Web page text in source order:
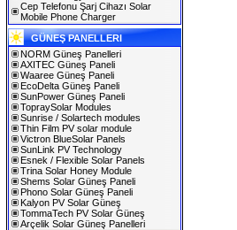
Cep Telefonu Şarj Cihazı Solar
Mobile Phone Charger
GÜNEŞ PANELLERI
NORM Güneş Panelleri
AXITEC Güneş Paneli
Waaree Güneş Paneli
EcoDelta Güneş Paneli
SunPower Güneş Paneli
TopraySolar Modules
Sunrise / Solartech modules
Thin Film PV solar module
Victron BlueSolar Panels
SunLink PV Technology
Esnek / Flexible Solar Panels
Trina Solar Honey Module
Shems Solar Güneş Paneli
Phono Solar Güneş Paneli
Kalyon PV Solar Güneş
TommaTech PV Solar Güneş
Arçelik Solar Güneş Panelleri